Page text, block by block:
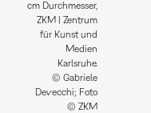
cm Durchmesser,
ZKM | Zentrum
für Kunst und
Medien
Karlsruhe.
© Gabriele
Devecchi; Foto
© ZKM